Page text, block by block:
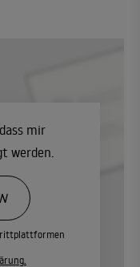
mir
werden.